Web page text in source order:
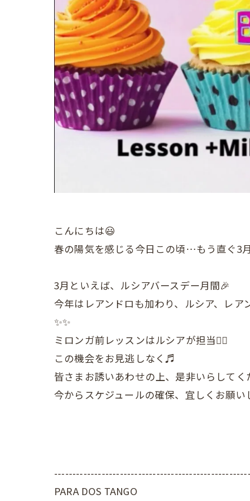
こんにちは😃
春の陽気を感じる今日この頃…もう直ぐ3
3月といえば、ルシアバースデー月間🎉
今年はレアンドロも加わり、ルシア、レ
✨✨
ミロンガ前レッスンはルシアが担当👍🏼
この機会をお見逃しなく♬
皆さまお誘いあわせの上、是非いらしてく
今からスケジュールの確保、宜しくお願い
PARA DOS TANGO